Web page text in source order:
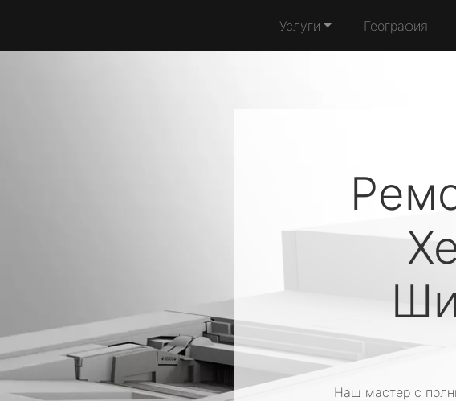
Услуги География
Наш мастер с